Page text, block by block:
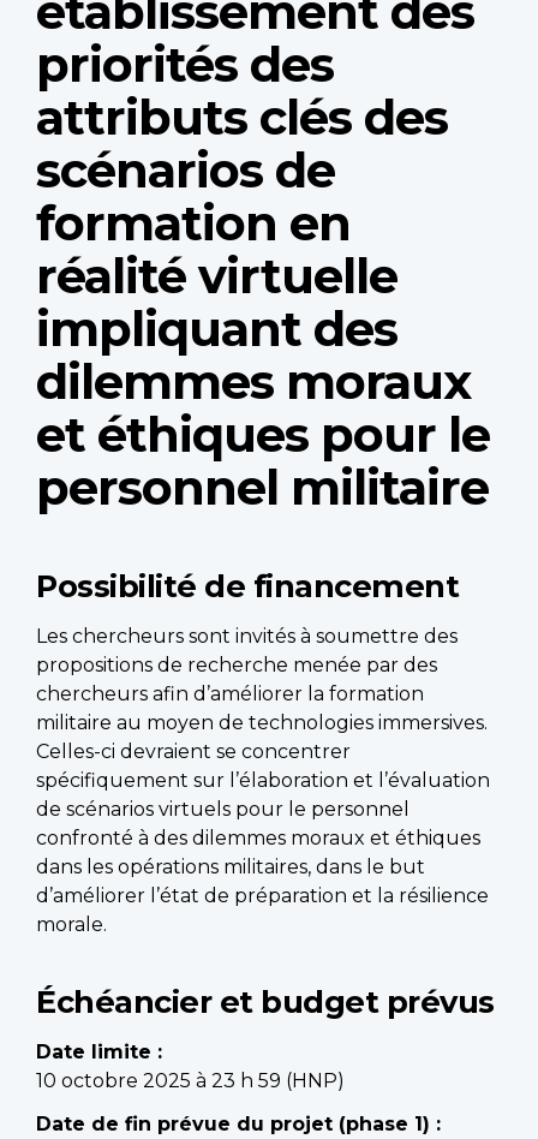
établissement des
priorités des
attributs clés des
scénarios de
formation en
réalité virtuelle
impliquant des
dilemmes moraux
et éthiques pour le
personnel militaire
Possibilité de financement
Les chercheurs sont invités à soumettre des
propositions de recherche menée par des
chercheurs afin d’améliorer la formation
militaire au moyen de technologies immersives.
Celles-ci devraient se concentrer
spécifiquement sur l’élaboration et l’évaluation
de scénarios virtuels pour le personnel
confronté à des dilemmes moraux et éthiques
dans les opérations militaires, dans le but
d’améliorer l’état de préparation et la résilience
morale.
Échéancier et budget prévus
Date limite :
10 octobre 2025 à 23 h 59 (HNP)
Date de fin prévue du projet (phase 1) :